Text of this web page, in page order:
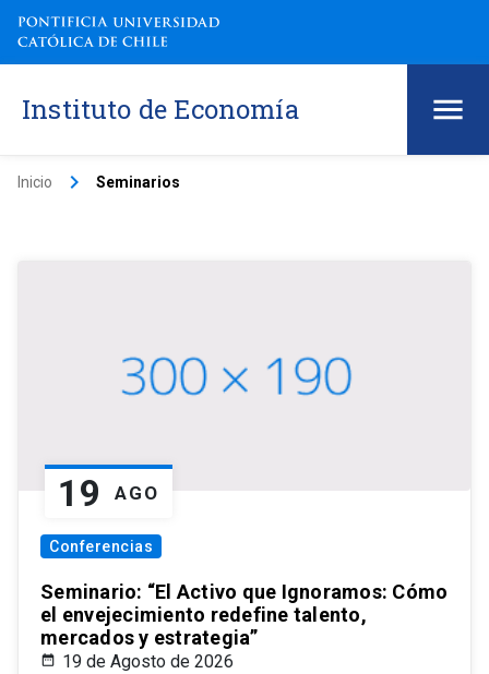
Instituto de Economía
Inicio keyboard_arrow_right Seminarios
19 AGO
Conferencias
Seminario: “El Activo que Ignoramos: Cómo
el envejecimiento redefine talento,
mercados y estrategia”
19 de Agosto de 2026